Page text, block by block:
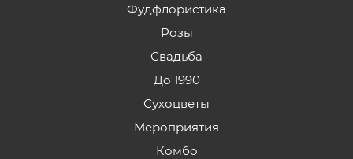
Фудфлористика
Розы
Свадьба
До 1990
Сухоцветы
Мероприятия
Комбо